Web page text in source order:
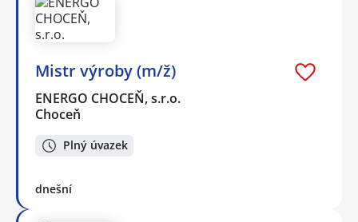
Mistr výroby (m/ž)
ENERGO CHOCEŇ, s.r.o.
Choceň
Plný úvazek
dnešní